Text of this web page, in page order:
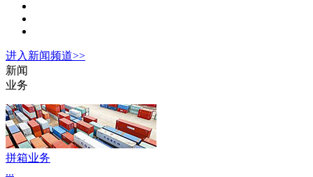
进入 新闻频道>>
新闻
业务
拼箱业务
...